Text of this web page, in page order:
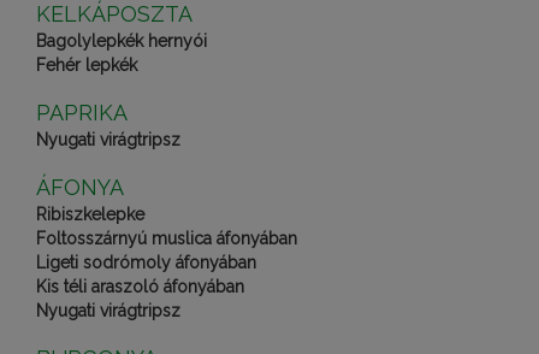
KELKÁPOSZTA
Bagolylepkék hernyói
Fehér lepkék
PAPRIKA
Nyugati virágtripsz
ÁFONYA
Ribiszkelepke
Foltosszárnyú muslica áfonyában
Ligeti sodrómoly áfonyában
Kis téli araszoló áfonyában
Nyugati virágtripsz